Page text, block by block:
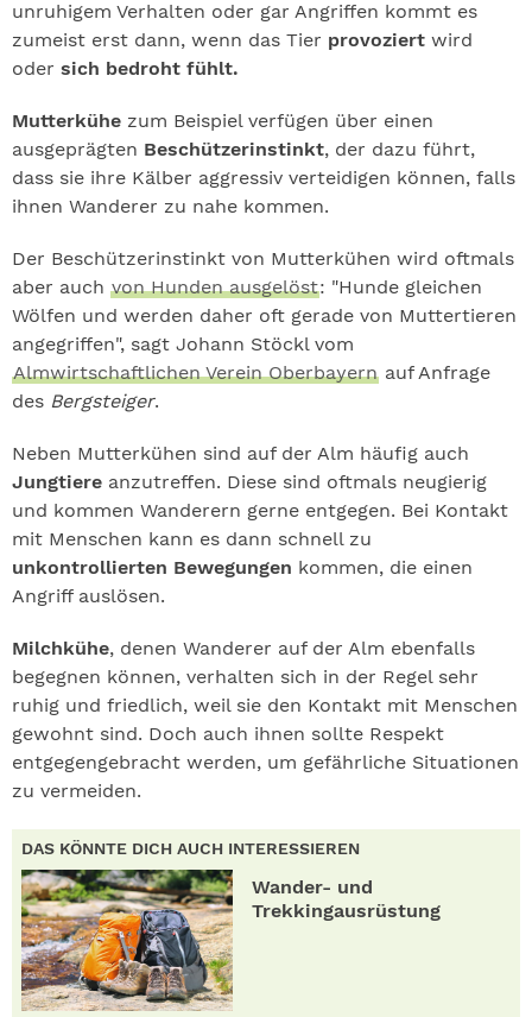
unruhigem Verhalten oder gar Angriffen kommt es
zumeist erst dann, wenn das Tier provoziert wird
oder sich bedroht fühlt.
Mutterkühe zum Beispiel verfügen über einen
ausgeprägten Beschützerinstinkt, der dazu führt,
dass sie ihre Kälber aggressiv verteidigen können, falls
ihnen Wanderer zu nahe kommen.
Der Beschützerinstinkt von Mutterkühen wird oftmals
aber auch von Hunden ausgelöst: "Hunde gleichen
Wölfen und werden daher oft gerade von Muttertieren
angegriffen", sagt Johann Stöckl vom
Almwirtschaftlichen Verein Oberbayern auf Anfrage
des Bergsteiger.
Neben Mutterkühen sind auf der Alm häufig auch
Jungtiere anzutreffen. Diese sind oftmals neugierig
und kommen Wanderern gerne entgegen. Bei Kontakt
mit Menschen kann es dann schnell zu
unkontrollierten Bewegungen kommen, die einen
Angriff auslösen.
Milchkühe, denen Wanderer auf der Alm ebenfalls
begegnen können, verhalten sich in der Regel sehr
ruhig und friedlich, weil sie den Kontakt mit Menschen
gewohnt sind. Doch auch ihnen sollte Respekt
entgegengebracht werden, um gefährliche Situationen
zu vermeiden.
DAS KÖNNTE DICH AUCH INTERESSIEREN
Wander- und
Trekkingausrüstung